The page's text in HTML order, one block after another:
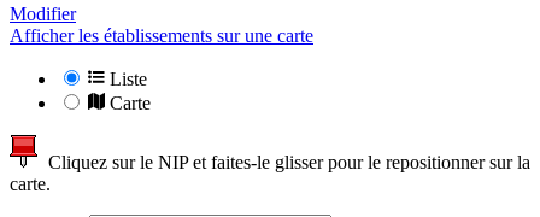
Modifier
Afficher les établissements sur une carte
Liste
Carte
Cliquez sur le NIP et faites-le glisser pour le repositionner sur la
carte.